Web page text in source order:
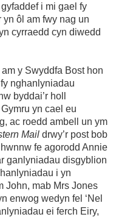
i mi gael fy
ôl am fwy nag un
cyrraedd cyn diwedd
y Swyddfa Bost hon
nghanlyniadau
byddai’r holl
yn cael eu
ac roedd ambell un ym
Mail drwy’r post bob
fe agorodd Annie
ganlyniadau disgyblion
i yn
John, mab Mrs Jones
enwog wedyn fel ‘Nel
ei ferch Eiry,